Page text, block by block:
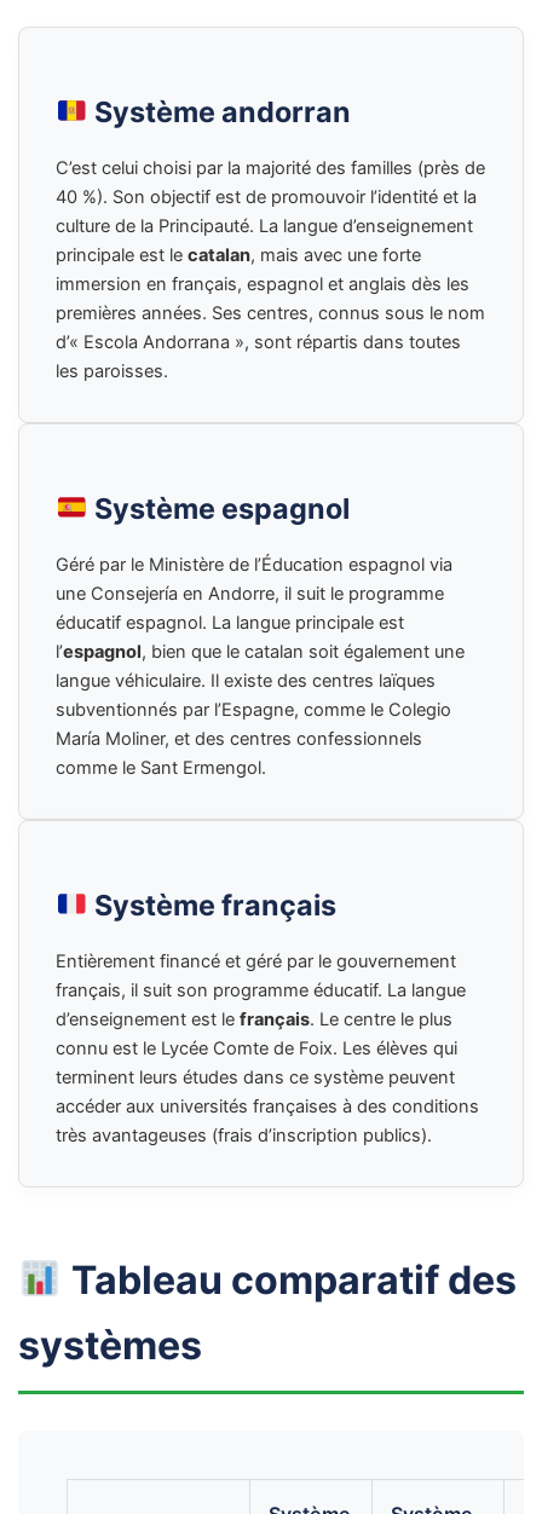
Système andorran
C’est celui choisi par la majorité des familles (près de
40 %). Son objectif est de promouvoir l’identité et la
culture de la Principauté. La langue d’enseignement
principale est le catalan, mais avec une forte
immersion en français, espagnol et anglais dès les
premières années. Ses centres, connus sous le nom
d’« Escola Andorrana », sont répartis dans toutes
les paroisses.
Système espagnol
Géré par le Ministère de l’Éducation espagnol via
une Consejería en Andorre, il suit le programme
éducatif espagnol. La langue principale est
l’espagnol, bien que le catalan soit également une
langue véhiculaire. Il existe des centres laïques
subventionnés par l’Espagne, comme le Colegio
María Moliner, et des centres confessionnels
comme le Sant Ermengol.
Système français
Entièrement financé et géré par le gouvernement
français, il suit son programme éducatif. La langue
d’enseignement est le français. Le centre le plus
connu est le Lycée Comte de Foix. Les élèves qui
terminent leurs études dans ce système peuvent
accéder aux universités françaises à des conditions
très avantageuses (frais d’inscription publics).
Tableau comparatif des
systèmes